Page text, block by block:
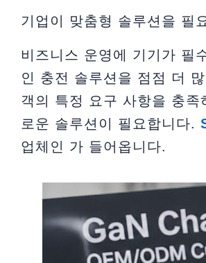
기업이 맞춤형 솔루션을 필
비즈니스 운영에 기기가 필
인 충전 솔루션을 점점 더
객의 특정 요구 사항을 충
로운 솔루션이 필요합니다.
업체인 가 들어옵니다.